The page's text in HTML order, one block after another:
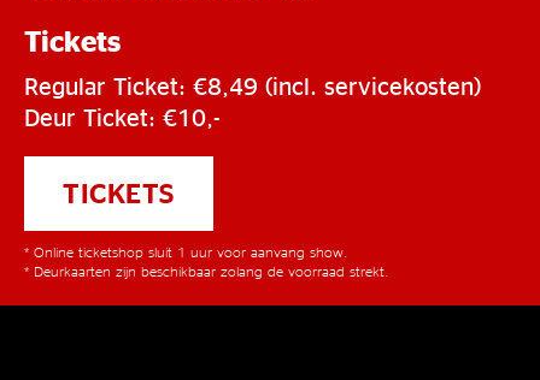
Tickets
Regular Ticket: €8,49 (incl. servicekosten)
Deur Ticket: €10,-
TICKETS
* Online ticketshop sluit 1 uur voor aanvang show.
* Deurkaarten zijn beschikbaar zolang de voorraad strekt.